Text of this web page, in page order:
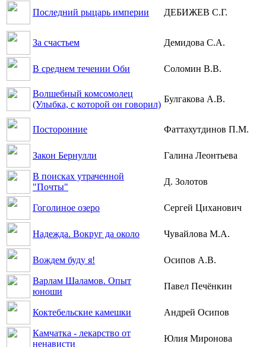
Последний рыцарь империи ДЕБИЖЕВ С.Г.
За счастьем Демидова С.А.
В среднем течении Оби Соломин В.В.
Волшебный комсомолец
(Улыбка, с которой он говорил)
Булгакова А.В.
Посторонние Фаттахутдинов П.М.
Закон Бернулли Галина Леонтьева
В поисках утраченной
"Почты"
Д. Золотов
Гоголиное озеро Сергей Циханович
Надежда. Вокруг да около Чувайлова М.А.
Вождем буду я! Осипов А.В.
Варлам Шаламов. Опыт
юноши
Павел Печёнкин
Коктебельские камeшки Андрей Осипов
Камчатка - лекарство от
ненависти
Юлия Миронова